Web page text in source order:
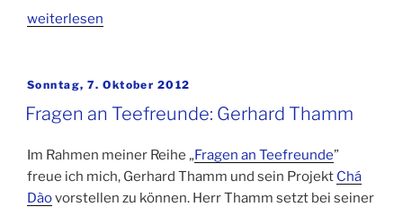
„Fragen
Stephan
Mrozik“
weiterlesen
Veröffentlicht
Sonntag, 7. Oktober 2012
Fragen an Teefreunde: Gerhard Thamm
Im Rahmen meiner Reihe „Fragen an Teefreunde”
freue ich mich, Gerhard Thamm und sein Projekt Chá
Dàovorstellen zu können. Herr Thamm setzt bei seiner